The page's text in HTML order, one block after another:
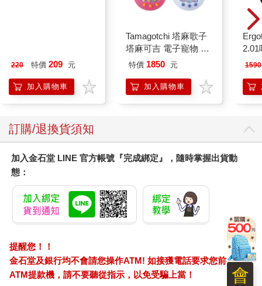
my wife, draped in a white short coat, leans against a large steel
contact, pause their conversation. Facing away from the direction
of the incoming train, the three of them formed a triangle of familial
the approaching train.
◎背影，距離的透視
影，應該是其中有社會距離的敏感。
看到他人的背影，可能是對方出發早了，再加上體力好，其他實
眼前。
另一方面，如果前人累了，距離縮短，背影便逐漸的放大。
他人的背影大大小小，可以控制，也無法控制。
抬頭 承認現實和個別意志的差異，
接受現況和理想的距離，
體悟如何和不同信念的共存。
220 特價 209 元
加入購物車
Tamagotchi 塔麻歌子
塔麻可吉 電子寵物 樂
園系列（熱帶橙果／極
特價 1850 元
加入購物車
2.01
1590
訂購/退換貨須知
加入金石堂 LINE 官方帳號『完成綁定』，隨時掌握出貨動
態：
提醒您！！
金石堂及銀行均不會請您操作ATM! 如接獲電話要求您前往
ATM提款機，請不要聽從指示，以免受騙上當！
會